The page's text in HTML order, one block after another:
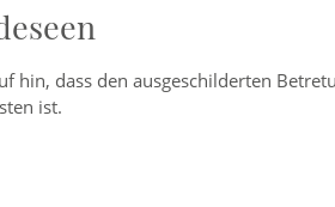
hin, dass den ausgeschilderten
ist.